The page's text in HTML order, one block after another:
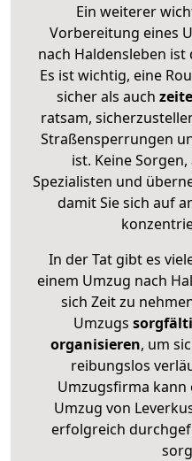
Ein weiterer
Vorbereitung eines
nach Haldensleben ist
Es ist wichtig, eine
sicher als auch
ratsam,
Straßensperrungen
ist. Keine
Spezialisten und
damit Sie sich auf
In der Tat gibt es
einem Umzug nach
sich Zeit zu
Umzugs
organisieren, um
reibungslos
Umzugsfirma
Umzug von
erfolgreich